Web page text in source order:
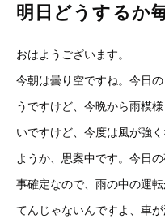
明日どうするか
おはようございます。
今朝は曇り空ですね。今日
うですけど、今晩から雨模
いですけど、今度は風が強
ようか、思案中です。今日
事確定なので、雨の中の運
てんじゃないんですよ、車